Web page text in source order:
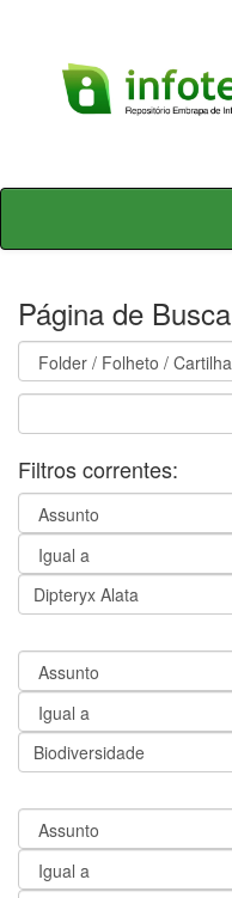
Skip
Página de Busca
Filtros correntes: